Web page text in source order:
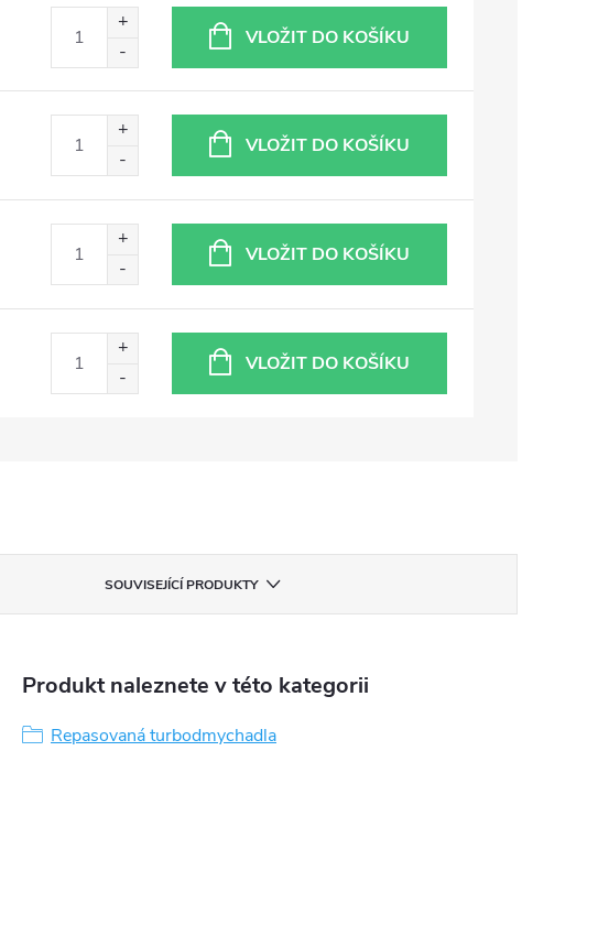
VLOŽIT DO KOŠÍKU
VLOŽIT DO KOŠÍKU
VLOŽIT DO KOŠÍKU
VLOŽIT DO KOŠÍKU
SOUVISEJÍCÍ PRODUKTY
Produkt naleznete v této kategorii
Repasovaná turbodmychadla